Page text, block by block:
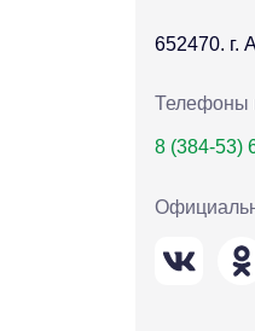
652470. г.
Телефоны
8 (384-53)